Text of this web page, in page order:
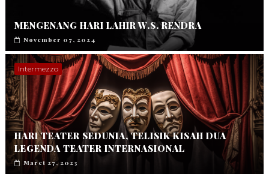
MENGENANG HARI LAHIR W.S. RENDRA
November 07, 2024
Intermezzo
HARI TEATER SEDUNIA, TELISIK KISAH DUA
LEGENDA TEATER INTERNASIONAL
Maret 27, 2023